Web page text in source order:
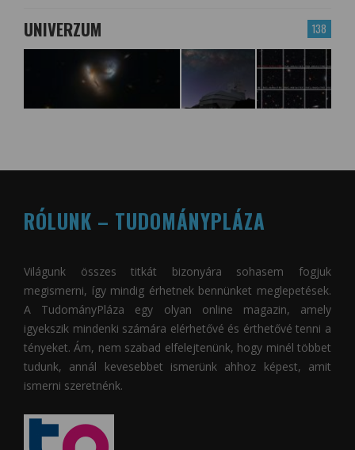
138
UNIVERZUM
RÓLUNK – TUDOMÁNYPLÁZA
Világunk összes titkát bizonyára sohasem fogjuk
megismerni, így mindig érhetnek bennünket meglepetések.
A TudományPláza egy olyan online magazin, amely
igyekszik mindenki számára elérhetővé és érthetővé tenni a
tényeket. Ám, nem szabad elfelejtenünk, hogy minél többet
tudunk, annál kevesebbet ismerünk ahhoz képest, amit
ismerni szeretnénk.